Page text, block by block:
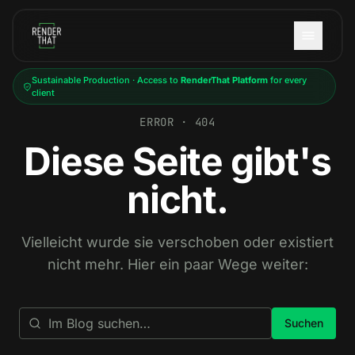
Sustainable Production · Access to RenderThat Platformfor every
client
ERROR · 404
Diese Seite gibt's
nicht.
Vielleicht wurde sie verschoben oder existiert
nicht mehr. Hier ein paar Wege weiter:
Suchen